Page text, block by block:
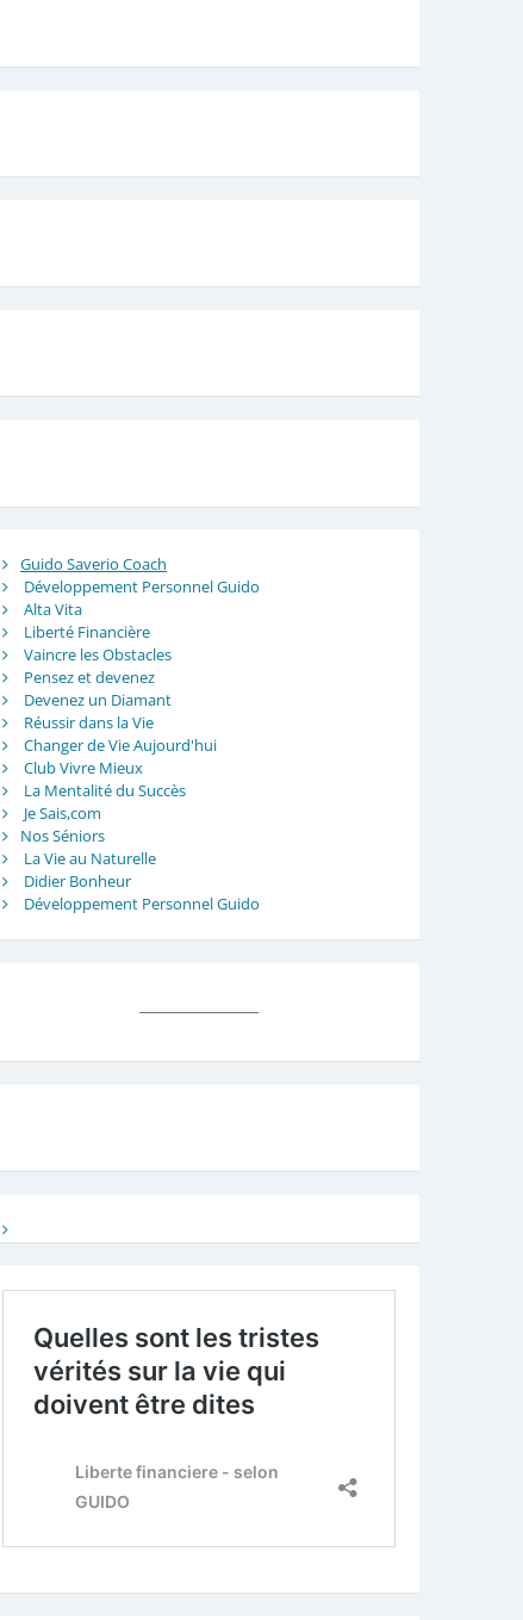
Guido Saverio Coach
Développement Personnel Guido
Alta Vita
Liberté Financière
Vaincre les Obstacles
Pensez et devenez
Devenez un Diamant
Réussir dans la Vie
Changer de Vie Aujourd'hui
Club Vivre Mieux
La Mentalité du Succès
Je Sais,com
Nos Séniors
La Vie au Naturelle
Didier Bonheur
Développement Personnel Guido